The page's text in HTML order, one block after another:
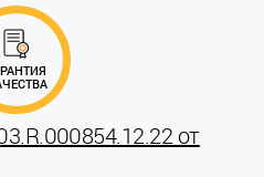
от